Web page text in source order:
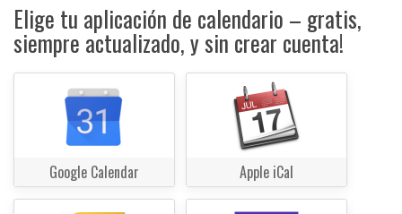
Elige tu aplicación de calendario – gratis,
siempre actualizado, y sin crear cuenta!
Google Calendar Apple iCal